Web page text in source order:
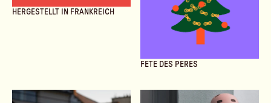
HERGESTELLT IN FRANKREICH
FETE DES PERES